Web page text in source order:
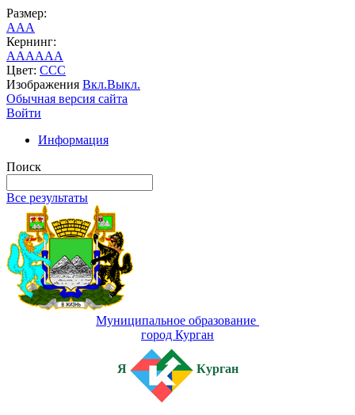
Размер:
AAA
Кернинг:
AAAAAA
Цвет: CCC
Изображения Вкл.Выкл.
Обычная версия сайта
Войти
Информация
Поиск
Все результаты
Муниципальное образование
город Курган
Я Курган